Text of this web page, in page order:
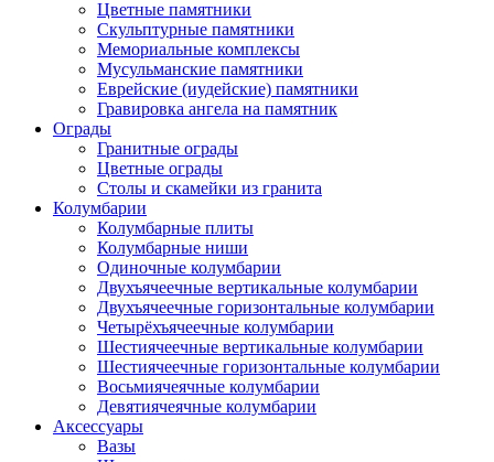
Цветные памятники
Скульптурные памятники
Мемориальные комплексы
Мусульманские памятники
Еврейские (иудейские) памятники
Гравировка ангела на памятник
Ограды
Гранитные ограды
Цветные ограды
Столы и скамейки из гранита
Колумбарии
Колумбарные плиты
Колумбарные ниши
Одиночные колумбарии
Двухъячеечные вертикальные колумбарии
Двухъячеечные горизонтальные колумбарии
Четырёхъячеечные колумбарии
Шестиячеечные вертикальные колумбарии
Шестиячеечные горизонтальные колумбарии
Восьмиячеячные колумбарии
Девятиячеячные колумбарии
Аксессуары
Вазы